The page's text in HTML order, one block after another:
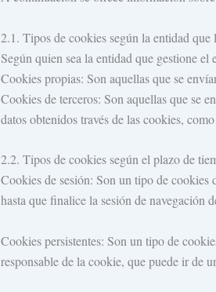
2.1. Tipos de cookies según la entidad que
Según quien sea la entidad que gestione
Cookies propias: Son aquellas que se
Cookies de terceros: Son aquellas que se
datos obtenidos través de las cookies, como
2.2. Tipos de cookies según el plazo de
Cookies de sesión: Son un tipo de cookies
hasta que finalice la sesión de navegación
Cookies persistentes: Son un tipo de
responsable de la cookie, que puede ir de